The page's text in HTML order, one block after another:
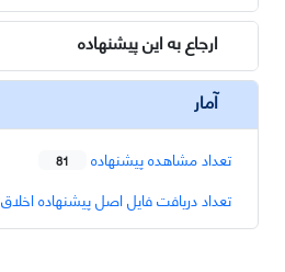
ارجاع به این پیشنهاده
آمار
تعداد مشاهده پیشنهاده 81
تعداد دریافت فایل اصل پیشنهاده اخلاق